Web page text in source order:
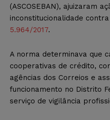
(ASCOSEBAN), ajuizaram
inconstitucionalidade
5.964/2017.
A norma determinava que
cooperativas de crédito,
agências dos Correios e
funcionamento no Distrito
serviço de vigilância